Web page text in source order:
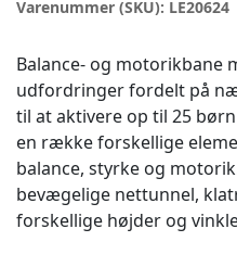
Varenummer (SKU): LE20624
Balance- og motorikbane
udfordringer fordelt på
til at aktivere op til 25
en række forskellige
balance, styrke og
bevægelige nettunnel,
forskellige højder og